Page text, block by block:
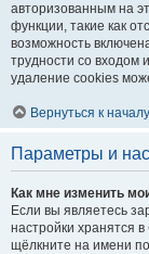
авторизованным на
функции, такие как
возможность
трудности со
удаление cookies
Вернуться к началу
Параметры и
Как мне изменить
Если вы являетесь
настройки хранятся
щёлкните на имени